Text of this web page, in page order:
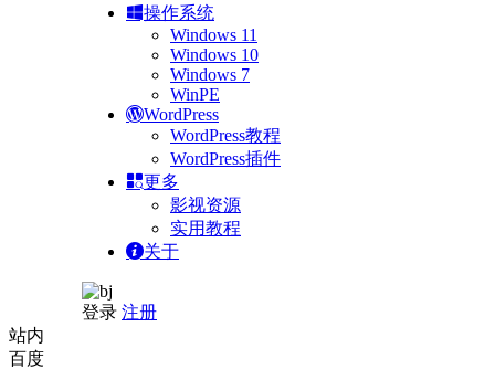
操作系统
Windows 11
Windows 10
Windows 7
WinPE
WordPress
WordPress教程
WordPress插件
更多
影视资源
实用教程
关于
登录 注册
站内
百度